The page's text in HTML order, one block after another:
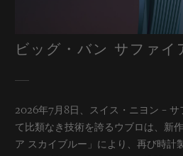
ビッグ・バン サファイ
2026年7月8日、スイス・ニヨン –
て比類なき技術を誇るウブロは、新
ア スカイブルー」により、再び時計